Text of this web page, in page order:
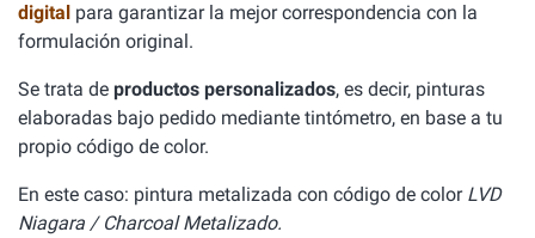
digital para garantizar la mejor correspondencia con la
formulación original.
Se trata de productos personalizados, es decir, pinturas
elaboradas bajo pedido mediante tintómetro, en base a tu
propio código de color.
En este caso: pintura metalizada con código de color LVD
Niagara / Charcoal Metalizado.